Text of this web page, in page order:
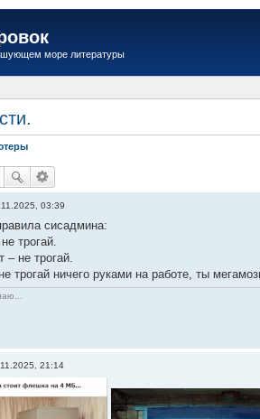
море литературы
03:39
сисадмина:
трогай.
– не трогай.
трогай ничего руками на работе, ты
21:14